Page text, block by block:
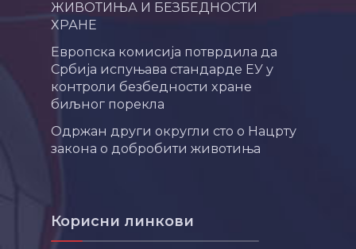
ЖИВОТИЊА И БЕЗБЕДНОСТИ
ХРАНЕ
Европска комисија потврдила да
Србија испуњава стандарде ЕУ у
контроли безбедности хране
биљног порекла
Одржан други округли сто о Нацрту
закона о добробити животиња
Корисни линкови